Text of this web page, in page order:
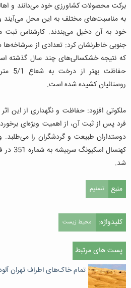
برکت محصولات کشاورزی خود می‌دانند و
به مناسبت‌های مختلف به این محل
خود به آن دخیل می‌بندند. کارشناس ثبت
جنوبی خاطرنشان کرد: تعدادی از
که نتیجه خشکسالی‌های چند سال گذشته
روستائیان کشیده شده است.
ملکوتی افزود: حفاظت و نگهداری از این
فرد پس از ثبت آن، از اهمیت ویژه‌ای
دوستداران طبیعت و گردشگران را
شد.
منبع تسنیم
کلیدواژه: محیط زیست
پست های مرتبط
تمام خاک‌های اطراف تهران